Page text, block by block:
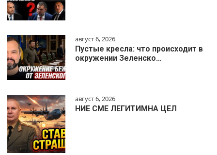
август 6, 2026
Пустые кресла: что происходит в
окружении Зеленско…
август 6, 2026
НИЕ СМЕ ЛЕГИТИМНА ЦЕЛ